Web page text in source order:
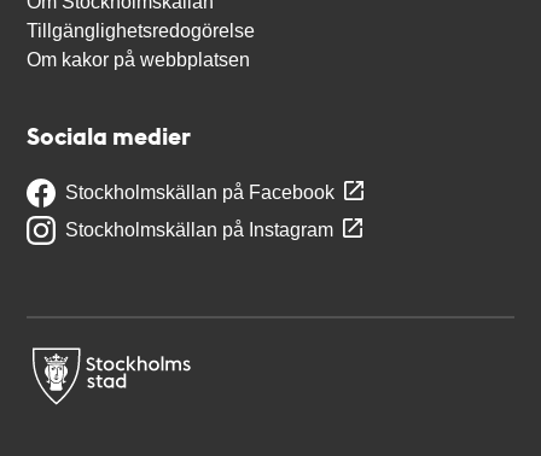
Tillgänglighetsredogörelse
Om kakor på webbplatsen
Sociala medier
Stockholmskällan på Facebook
Stockholmskällan på Instagram